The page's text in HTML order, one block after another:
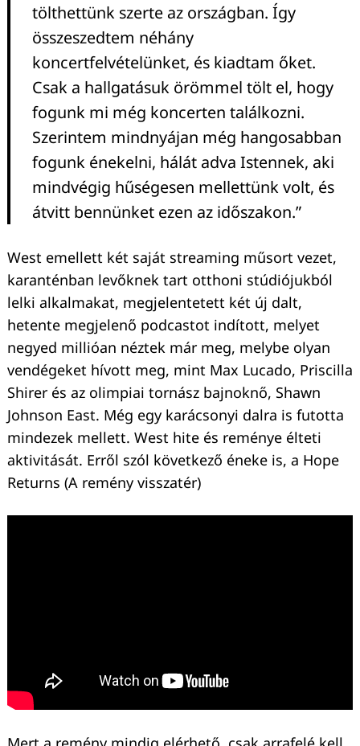
tölthettünk szerte az országban. Így
összeszedtem néhány
koncertfelvételünket, és kiadtam őket.
Csak a hallgatásuk örömmel tölt el, hogy
fogunk mi még koncerten találkozni.
Szerintem mindnyájan még hangosabban
fogunk énekelni, hálát adva Istennek, aki
mindvégig hűségesen mellettünk volt, és
átvitt bennünket ezen az időszakon.”
West emellett két saját streaming műsort vezet,
karanténban levőknek tart otthoni stúdiójukból
lelki alkalmakat, megjelentetett két új dalt,
hetente megjelenő podcastot indított, melyet
negyed millióan néztek már meg, melybe olyan
vendégeket hívott meg, mint Max Lucado, Priscilla
Shirer és az olimpiai tornász bajnoknő, Shawn
Johnson East. Még egy karácsonyi dalra is futotta
mindezek mellett. West hite és reménye élteti
aktivitását. Erről szól következő éneke is, a Hope
Returns (A remény visszatér)